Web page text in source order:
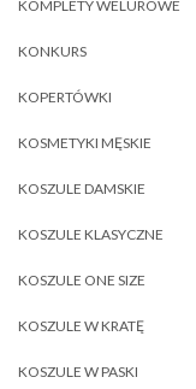
KOMPLETY WELUROWE
KONKURS
KOPERTÓWKI
KOSMETYKI MĘSKIE
KOSZULE DAMSKIE
KOSZULE KLASYCZNE
KOSZULE ONE SIZE
KOSZULE W KRATĘ
KOSZULE W PASKI